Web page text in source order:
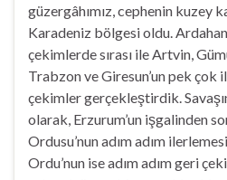
güzergâhımız, cephenin kuzey
Karadeniz bölgesi oldu.
çekimlerde sırası ile Artvin,
Trabzon ve Giresun’un pek çok
çekimler gerçekleştirdik.
olarak, Erzurum’un işgalinden
Ordusu’nun adım adım
Ordu’nun ise adım adım geri